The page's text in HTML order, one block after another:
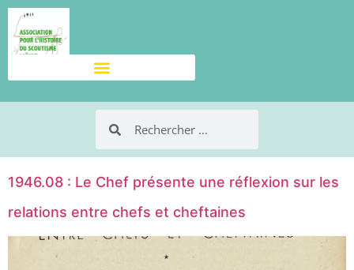
1946.08 : Le Chef présente une réflexion sur les
relations entre chefs et cheftaines